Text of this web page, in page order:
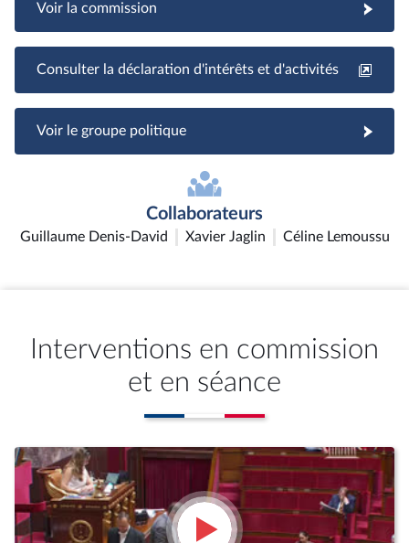
Voir la commission
Consulter la déclaration d'intérêts et d'activités
Voir le groupe politique
Collaborateurs
Guillaume Denis-David Xavier Jaglin Céline Lemoussu
Interventions en commission
et en séance